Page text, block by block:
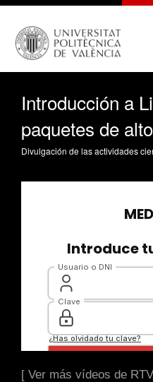
Introducción a
paquetes de
[ Ver más vídeos de